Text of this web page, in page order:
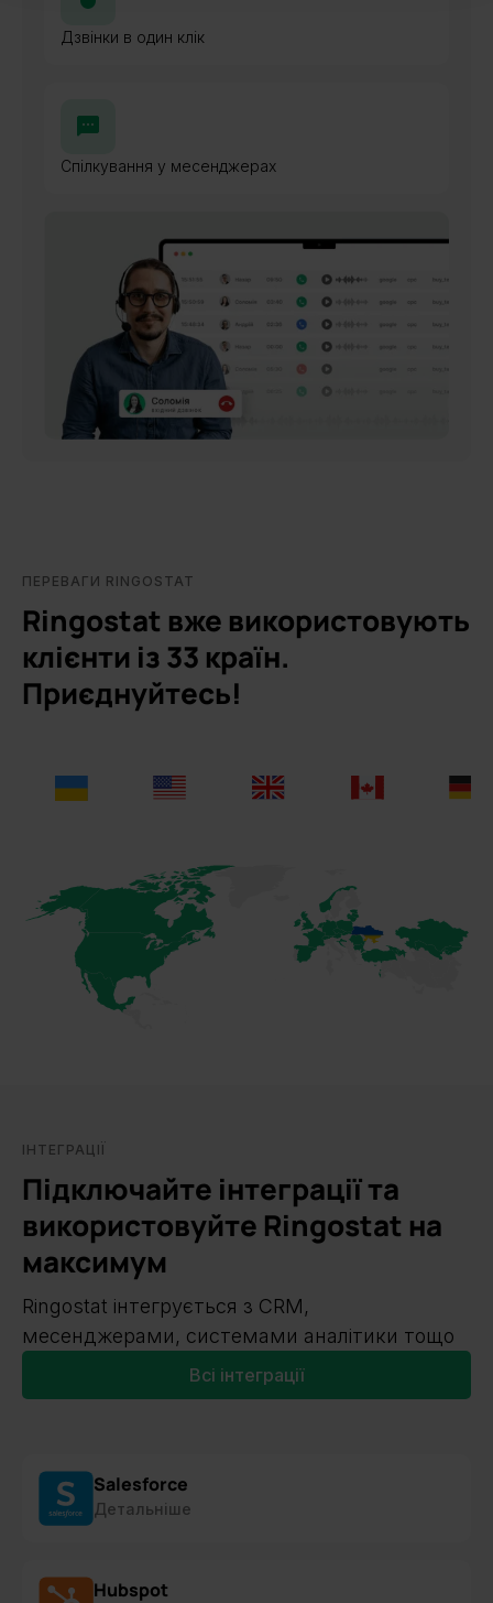
Дзвінки в один клік
Спілкування у месенджерах
ПЕРЕВАГИ RINGOSTAT
Ringostat вже використовують
клієнти із 33 країн.
Приєднуйтесь!
ІНТЕГРАЦІЇ
Підключайте інтеграції та
використовуйте Ringostat на
максимум
Ringostat інтегрується з CRM,
месенджерами, системами аналітики тощо
Всі інтеграції
Salesforce
Детальніше
Hubspot